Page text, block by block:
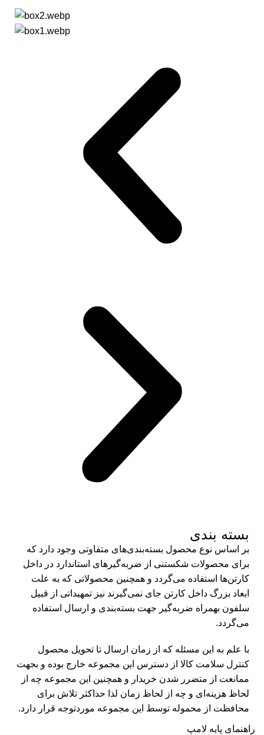
بسته بندی
بر اساس نوع محصول بسته‌بندی‌های متفاوتی وجود دارد که
برای محصولات شکستنی از ضربه‌گیرهای استاندارد در داخل
کارتن‌ها استفاده می‌گردد و همچنین محصولاتی که به علت
ابعاد بزرگ داخل کارتن جای نمی‌گیرند نیز تمهیداتی از قبیل
سلفون بهمراه ضربه‌گیر جهت بسته‌بندی و ارسال استفاده
می‌گردد.
با علم به این مسئله که از زمان ارسال تا تحویل محصول
کنترل سلامت کالا از دسترس این مجموعه خارج بوده و بجهت
ممانعت از متضرر شدن خریدار و همچنین این مجموعه چه از
لحاظ هزینه‌ای و چه از لحاظ زمان لذا حداکثر تلاش برای
محافظت از محموله توسط این مجموعه موردتوجه قرار دارد.
راهنمای پایه لامپ